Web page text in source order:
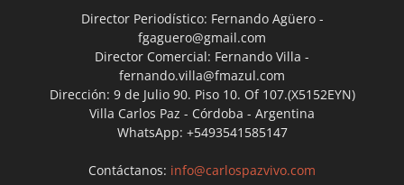
Director Periodístico: Fernando Agüero -
fgaguero@gmail.com
Director Comercial: Fernando Villa -
fernando.villa@fmazul.com
Dirección: 9 de Julio 90. Piso 10. Of 107.(X5152EYN)
Villa Carlos Paz - Córdoba - Argentina
WhatsApp: +5493541585147
Contáctanos: info@carlospazvivo.com